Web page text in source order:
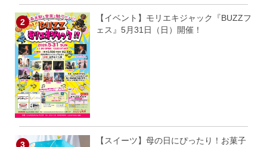
【イベント】モリエキジャック『BUZZフ
ェス』5月31日（日）開催！
【スイーツ】母の日にぴったり！お菓子